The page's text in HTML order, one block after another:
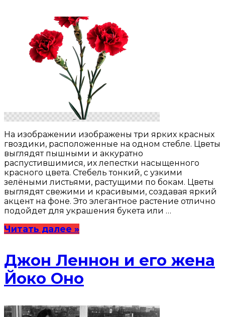
На изображении изображены три ярких красных
гвоздики, расположенные на одном стебле. Цветы
выглядят пышными и аккуратно
распустившимися, их лепестки насыщенного
красного цвета. Стебель тонкий, с узкими
зелёными листьями, растущими по бокам. Цветы
выглядят свежими и красивыми, создавая яркий
акцент на фоне. Это элегантное растение отлично
подойдет для украшения букета или …
Читать далее »
Джон Леннон и его жена
Йоко Оно